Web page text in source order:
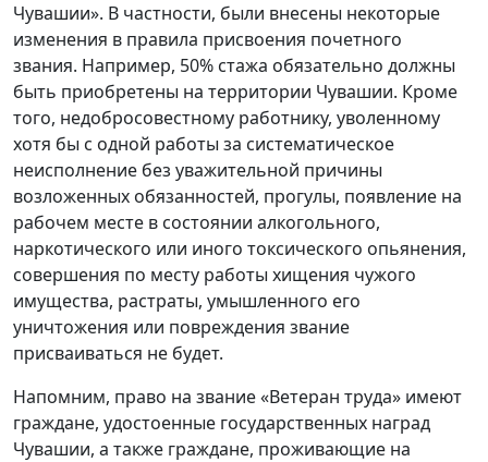
Чувашии». В частности, были внесены некоторые
изменения в правила присвоения почетного
звания. Например, 50% стажа обязательно должны
быть приобретены на территории Чувашии. Кроме
того, недобросовестному работнику, уволенному
хотя бы с одной работы за систематическое
неисполнение без уважительной причины
возложенных обязанностей, прогулы, появление на
рабочем месте в состоянии алкогольного,
наркотического или иного токсического опьянения,
совершения по месту работы хищения чужого
имущества, растраты, умышленного его
уничтожения или повреждения звание
присваиваться не будет.
Напомним, право на звание «Ветеран труда» имеют
граждане, удостоенные государственных наград
Чувашии, а также граждане, проживающие на